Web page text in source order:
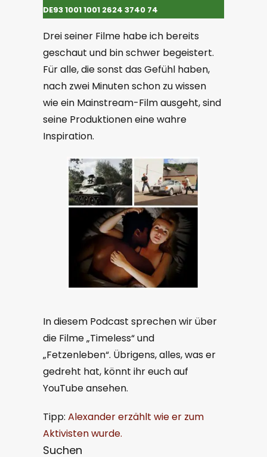
DE93 1001 1001 2624 3740 74
Drei seiner Filme habe ich bereits
geschaut und bin schwer begeistert.
Für alle, die sonst das Gefühl haben,
nach zwei Minuten schon zu wissen
wie ein Mainstream-Film ausgeht, sind
seine Produktionen eine wahre
Inspiration.
In diesem Podcast sprechen wir über
die Filme „Timeless“ und
„Fetzenleben“. Übrigens, alles, was er
gedreht hat, könnt ihr euch auf
YouTube ansehen.
Tipp:Alexander erzählt wie er zum
Aktivisten wurde.
Suchen